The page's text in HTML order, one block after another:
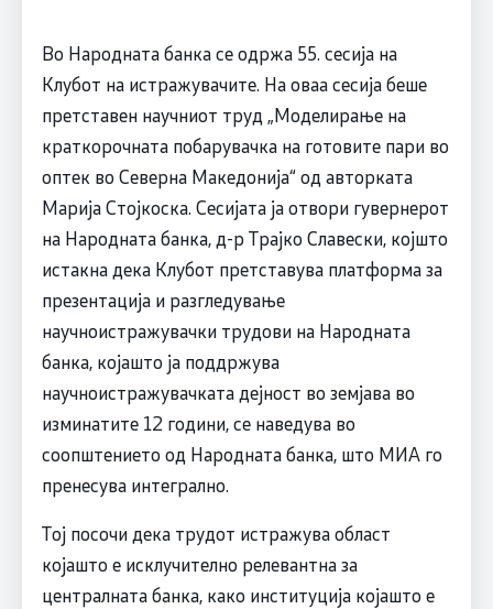
Во Народната банка се одржа 55. сесија на
Клубот на истражувачите. На оваа сесија беше
претставен научниот труд „Моделирање на
краткорочната побарувачка на готовите пари во
оптек во Северна Македонија“ од авторката
Марија Стојкоска. Сесијата ја отвори гувернерот
на Народната банка, д-р Трајко Славески, којшто
истакна дека Клубот претставува платформа за
презентација и разгледување
научноистражувачки трудови на Народната
банка, којашто ја поддржува
научноистражувачката дејност во земјава во
изминатите 12 години, се наведува во
соопштението од Народната банка, што МИА го
пренесува интегрално.
Тој посочи дека трудот истражува област
којашто е исклучително релевантна за
централната банка, како институција којашто е